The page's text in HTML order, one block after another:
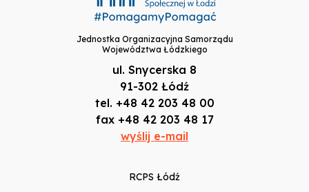
Jednostka Organizacyjna Samorządu
Województwa Łódzkiego
ul. Snycerska 8
91-302 Łódź
tel. +48 42 203 48 00
fax +48 42 203 48 17
wyślij e-mail
RCPS Łódź